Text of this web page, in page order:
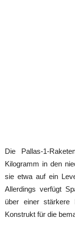
Die Pallas-1-
Kilogramm in den
sie etwa auf ein
Allerdings verfügt
über einer
Konstrukt für die